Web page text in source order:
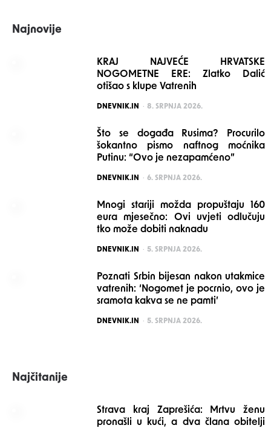
Najnovije
KRAJ NAJVEĆE HRVATSKE
NOGOMETNE ERE: Zlatko Dalić
otišao s klupe Vatrenih
POSTED
DNEVNIK.IN 8. SRPNJA 2026.
Što se događa Rusima? Procurilo
šokantno pismo naftnog moćnika
Putinu: “Ovo je nezapamćeno”
POSTED
DNEVNIK.IN 6. SRPNJA 2026.
Mnogi stariji možda propuštaju 160
eura mjesečno: Ovi uvjeti odlučuju
tko može dobiti naknadu
POSTED
DNEVNIK.IN 5. SRPNJA 2026.
Poznati Srbin bijesan nakon utakmice
vatrenih: ‘Nogomet je pocrnio, ovo je
sramota kakva se ne pamti’
POSTED
DNEVNIK.IN 5. SRPNJA 2026.
Najčitanije
Strava kraj Zaprešića: Mrtvu ženu
pronašli u kući, a dva člana obitelji